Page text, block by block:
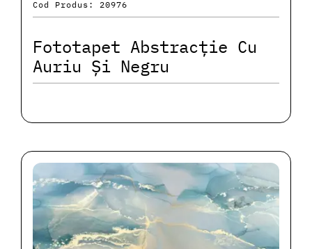
Cod Produs: 20976
Fototapet Abstracție Cu
Auriu Și Negru